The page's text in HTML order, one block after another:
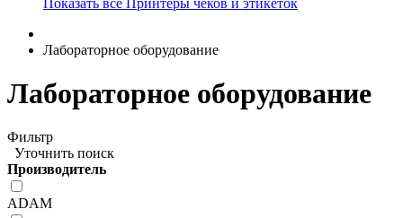
Лабораторное оборудование
Лабораторное оборудование
Фильтр
Уточнить поиск
Производитель
ADAM